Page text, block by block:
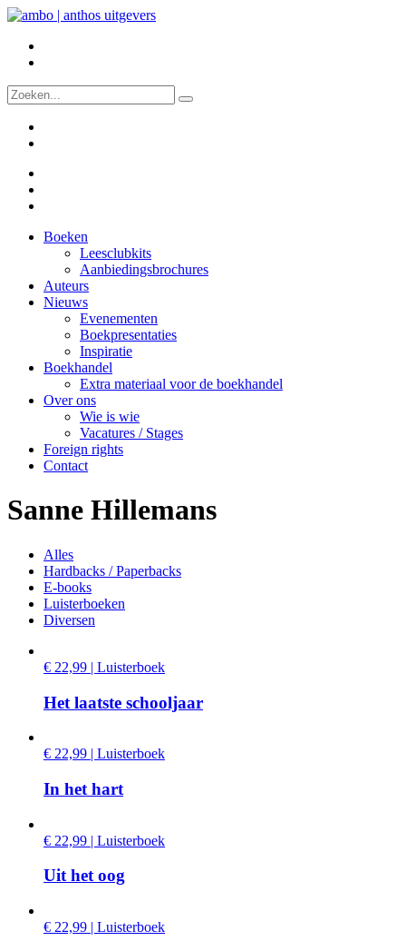
Boeken
Leesclubkits
Aanbiedingsbrochures
Auteurs
Nieuws
Evenementen
Boekpresentaties
Inspiratie
Boekhandel
Extra materiaal voor de boekhandel
Over ons
Wie is wie
Vacatures / Stages
Foreign rights
Contact
Sanne Hillemans
Alles
Hardbacks / Paperbacks
E-books
Luisterboeken
Diversen
€ 22,99 | Luisterboek
Het laatste schooljaar
€ 22,99 | Luisterboek
In het hart
€ 22,99 | Luisterboek
Uit het oog
€ 22,99 | Luisterboek